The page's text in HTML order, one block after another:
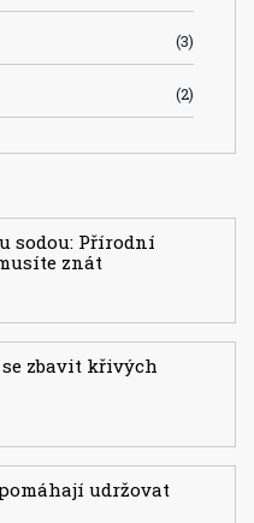
(3)
(2)
sodou: Přírodní
znát
se zbavit křivých
udržovat